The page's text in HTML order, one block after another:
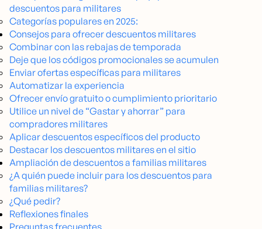
descuentos para militares
Categorías populares en 2025:
Consejos para ofrecer descuentos militares
Combinar con las rebajas de temporada
Deje que los códigos promocionales se acumulen
Enviar ofertas específicas para militares
Automatizar la experiencia
Ofrecer envío gratuito o cumplimiento prioritario
Utilice un nivel de “Gastar y ahorrar” para
compradores militares
Aplicar descuentos específicos del producto
Destacar los descuentos militares en el sitio
Ampliación de descuentos a familias militares
¿A quién puede incluir para los descuentos para
familias militares?
¿Qué pedir?
Reflexiones finales